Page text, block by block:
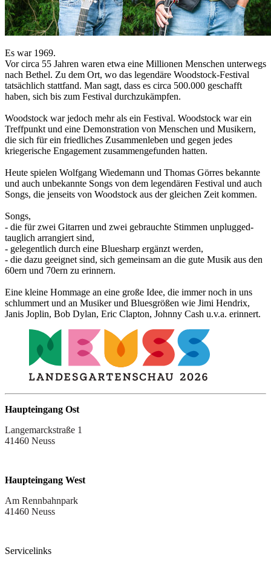
Es war 1969.
Vor circa 55 Jahren waren etwa eine Millionen Menschen unterwegs
nach Bethel. Zu dem Ort, wo das legendäre Woodstock-Festival
tatsächlich stattfand. Man sagt, dass es circa 500.000 geschafft
haben, sich bis zum Festival durchzukämpfen.
Woodstock war jedoch mehr als ein Festival. Woodstock war ein
Treffpunkt und eine Demonstration von Menschen und Musikern,
die sich für ein friedliches Zusammenleben und gegen jedes
kriegerische Engagement zusammengefunden hatten.
Heute spielen Wolfgang Wiedemann und Thomas Görres bekannte
und auch unbekannte Songs von dem legendären Festival und auch
Songs, die jenseits von Woodstock aus der gleichen Zeit kommen.
Songs,
- die für zwei Gitarren und zwei gebrauchte Stimmen unplugged-
tauglich arrangiert sind,
- gelegentlich durch eine Bluesharp ergänzt werden,
- die dazu geeignet sind, sich gemeinsam an die gute Musik aus den
60ern und 70ern zu erinnern.
Eine kleine Hommage an eine große Idee, die immer noch in uns
schlummert und an Musiker und Bluesgrößen wie Jimi Hendrix,
Janis Joplin, Bob Dylan, Eric Clapton, Johnny Cash u.v.a. erinnert.
Haupteingang Ost
Langemarckstraße 1
41460 Neuss
Haupteingang West
Am Rennbahnpark
41460 Neuss
Servicelinks